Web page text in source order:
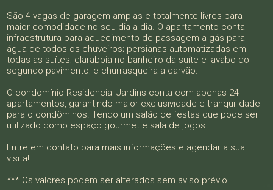
São 4 vagas de garagem amplas e totalmente livres para
maior comodidade no seu dia a dia. O apartamento conta
infraestrutura para aquecimento de passagem a gás para
água de todos os chuveiros; persianas automatizadas em
todas as suítes; claraboia no banheiro da suíte e lavabo do
segundo pavimento; e churrasqueira a carvão.
O condomínio Residencial Jardins conta com apenas 24
apartamentos, garantindo maior exclusividade e tranquilidade
para o condôminos. Tendo um salão de festas que pode ser
utilizado como espaço gourmet e sala de jogos.
Entre em contato para mais informações e agendar a sua
visita!
*** Os valores podem ser alterados sem aviso prévio